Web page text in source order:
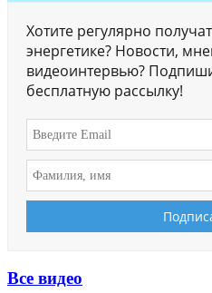
Хотите регулярно
энергетике? Новости,
видеоинтервью?
бесплатную рассылку!
Все видео